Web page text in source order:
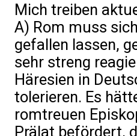
Mich treiben
A) Rom muss
gefallen lassen,
sehr streng
Häresien in
tolerieren. Es
romtreuen
Prälat befördert,